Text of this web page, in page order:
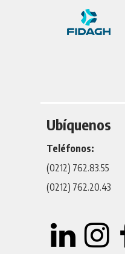
Ubíquenos
Teléfonos:
(0212) 762.83.55
(0212) 762.20.43